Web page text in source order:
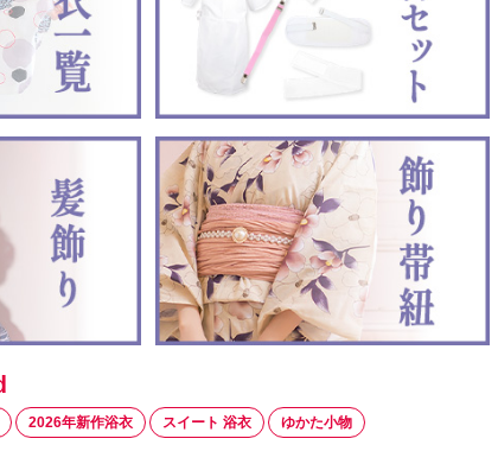
2026年新作浴衣 スイート 浴衣 ゆかた小物